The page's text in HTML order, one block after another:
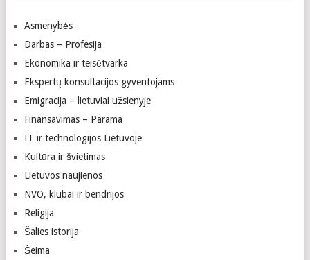
Asmenybės
Darbas – Profesija
Ekonomika ir teisėtvarka
Ekspertų konsultacijos gyventojams
Emigracija – lietuviai užsienyje
Finansavimas – Parama
IT ir technologijos Lietuvoje
Kultūra ir švietimas
Lietuvos naujienos
NVO, klubai ir bendrijos
Religija
Šalies istorija
Šeima